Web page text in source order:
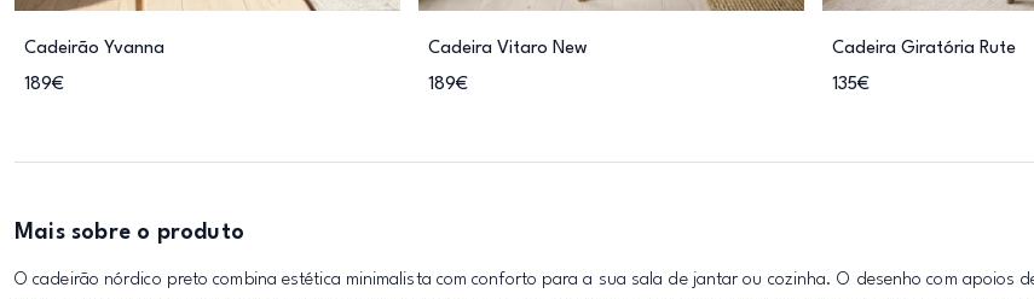
Cadeirão Yvanna
189€
Cadeira Vitaro New
189€
Cadeira Giratória Rute
135€
Mais sobre o produto
O cadeirão nórdico preto combina estética minimalista com conforto para a sua sala de jantar ou cozinha. O desenho com apoios